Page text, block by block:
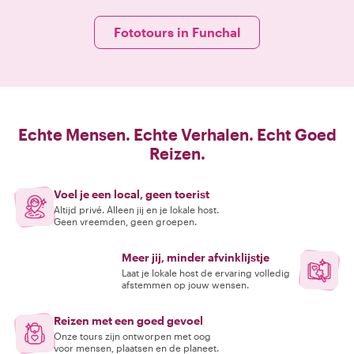
Fototours in Funchal
Echte Mensen. Echte Verhalen. Echt Goed
Reizen.
Voel je een local, geen toerist
Altijd privé. Alleen jij en je lokale host.
Geen vreemden, geen groepen.
Meer jij, minder afvinklijstje
Laat je lokale host de ervaring volledig
afstemmen op jouw wensen.
Reizen met een goed gevoel
Onze tours zijn ontworpen met oog
voor mensen, plaatsen en de planeet.